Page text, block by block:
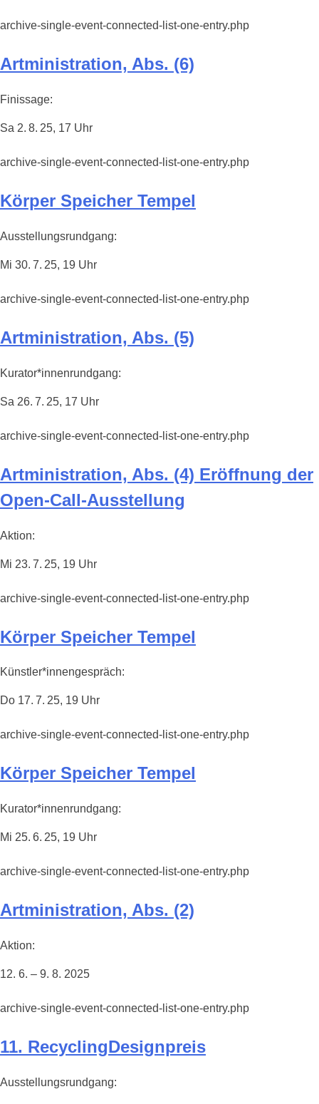
archive-single-event-connected-list-one-entry.php
Artministration, Abs. (6)
Finissage:
Sa 2. 8. 25, 17 Uhr
archive-single-event-connected-list-one-entry.php
Körper Speicher Tempel
Ausstellungsrundgang:
Mi 30. 7. 25, 19 Uhr
archive-single-event-connected-list-one-entry.php
Artministration, Abs. (5)
Kurator*innenrundgang:
Sa 26. 7. 25, 17 Uhr
archive-single-event-connected-list-one-entry.php
Artministration, Abs. (4) Eröffnung der
Open-Call-Ausstellung
Aktion:
Mi 23. 7. 25, 19 Uhr
archive-single-event-connected-list-one-entry.php
Körper Speicher Tempel
Künstler*innengespräch:
Do 17. 7. 25, 19 Uhr
archive-single-event-connected-list-one-entry.php
Körper Speicher Tempel
Kurator*innenrundgang:
Mi 25. 6. 25, 19 Uhr
archive-single-event-connected-list-one-entry.php
Artministration, Abs. (2)
Aktion:
12. 6. – 9. 8. 2025
archive-single-event-connected-list-one-entry.php
11. RecyclingDesignpreis
Ausstellungsrundgang: